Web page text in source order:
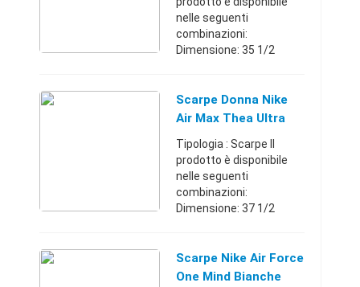
nelle seguenti
combinazioni:
Dimensione: 35 1/2
Dimensione: 37 1/2
Dimensione: 40 - Modello
urbano, ...
Scarpe Donna Nike
Air Max Thea Ultra
Flyknit W Rosa
Tipologia : Scarpe Il
prodotto è disponibile
nelle seguenti
combinazioni:
Dimensione: 37 1/2
nostro interesse va
subito a questa scarpa
Scarpe Nike Air Force
One Mind Bianche